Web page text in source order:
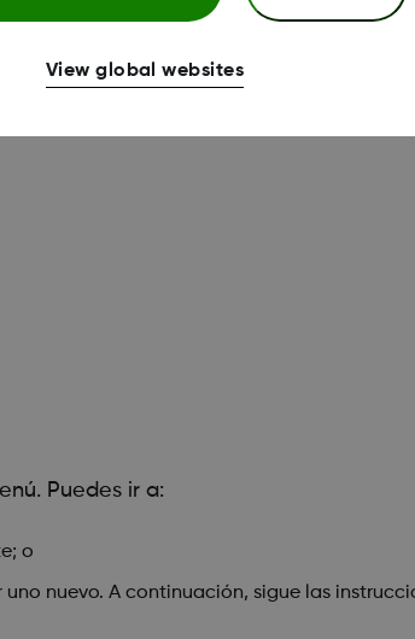
Puedes ir a:
o
nuevo. A continuación, sigue las
View global websites